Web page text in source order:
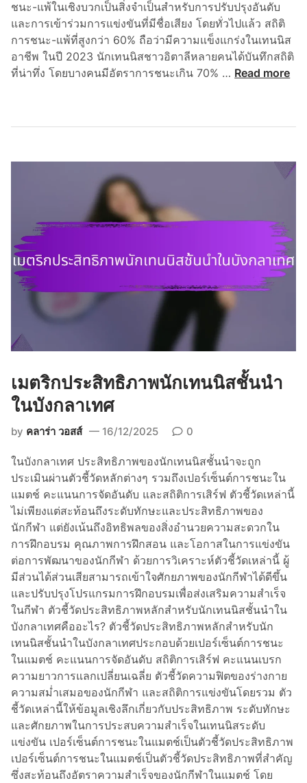
ส
ช
า
ว
ดั
ชนะ-แพ้ในเชิงบวกเป็นสิ่งจำเป็นสำหรับการปรับปรุงอันดับ
และการเข้าร่วมการแข่งขันที่มีชื่อเสียง โดยทั่วไปแล้ว สถิติ
การชนะ-แพ้ที่สูงกว่า 60% ถือว่ามีความแข็งแกร่งในเทนนิส
อาชีพ ในปี 2023 นักเทนนิสชาวอิตาลีหลายคนได้บันทึกสถิติ
ที่น่าทึ่ง โดยบางคนมีอัตราการชนะเกิน 70% … เ
ท
ภ
า
พ
นั
เ
ชั้
น
นำ
จ
า
ก
อิ
ต
า
ลี
ใ
น
ปี
2
0
2
3
Read more
เมตริกประสิทธิภาพนักเทนนิสชั้นนำ
ในบังกลาเทศ
by คลาร่า วอสส์ 16/12/2025 0
ในบังกลาเทศ ประสิทธิภาพของนักเทนนิสชั้นนำจะถูก
ประเมินผ่านตัวชี้วัดหลักต่างๆ รวมถึงเปอร์เซ็นต์การชนะใน
แมตช์ คะแนนการจัดอันดับ และสถิติการเสิร์ฟ ตัวชี้วัดเหล่านี้
ไม่เพียงแต่สะท้อนถึงระดับทักษะและประสิทธิภาพของ
นักกีฬา แต่ยังเน้นถึงอิทธิพลของสิ่งอำนวยความสะดวกใน
การฝึกอบรม คุณภาพการฝึกสอน และโอกาสในการแข่งขัน
ต่อการพัฒนาของนักกีฬา ด้วยการวิเคราะห์ตัวชี้วัดเหล่านี้ ผู้
มีส่วนได้ส่วนเสียสามารถเข้าใจศักยภาพของนักกีฬาได้ดีขึ้น
และปรับปรุงโปรแกรมการฝึกอบรมเพื่อส่งเสริมความสำเร็จ
ในกีฬา ตัวชี้วัดประสิทธิภาพหลักสำหรับนักเทนนิสชั้นนำใน
บังกลาเทศคืออะไร? ตัวชี้วัดประสิทธิภาพหลักสำหรับนัก
เทนนิสชั้นนำในบังกลาเทศประกอบด้วยเปอร์เซ็นต์การชนะ
ในแมตช์ คะแนนการจัดอันดับ สถิติการเสิร์ฟ คะแนนเบรก
ความยาวการแลกเปลี่ยนเฉลี่ย ตัวชี้วัดความฟิตของร่างกาย
ความสม่ำเสมอของนักกีฬา และสถิติการแข่งขันโดยรวม ตัว
ชี้วัดเหล่านี้ให้ข้อมูลเชิงลึกเกี่ยวกับประสิทธิภาพ ระดับทักษะ
และศักยภาพในการประสบความสำเร็จในเทนนิสระดับ
แข่งขัน เปอร์เซ็นต์การชนะในแมตช์เป็นตัวชี้วัดประสิทธิภาพ
เปอร์เซ็นต์การชนะในแมตช์เป็นตัวชี้วัดประสิทธิภาพที่สำคัญ
ซึ่งสะท้อนถึงอัตราความสำเร็จของนักกีฬาในแมตช์ โดย